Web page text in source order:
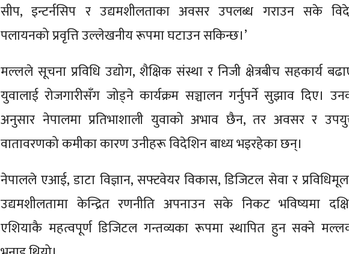
सीप, इन्टर्नसिप र उद्यमशीलताका अवसर उपलब्ध गराउन सके
पलायनको प्रवृत्ति उल्लेखनीय रूपमा घटाउन सकिन्छ।’
मल्लले सूचना प्रविधि उद्योग, शैक्षिक संस्था र निजी क्षेत्रबीच सहकार्य
युवालाई रोजगारीसँग जोड्ने कार्यक्रम सञ्चालन गर्नुपर्ने सुझाव दिए।
अनुसार नेपालमा प्रतिभाशाली युवाको अभाव छैन, तर अवसर र
वातावरणको कमीका कारण उनीहरू विदेशिन बाध्य भइरहेका छन्।
नेपालले एआई, डाटा विज्ञान, सफ्टवेयर विकास, डिजिटल सेवा र
उद्यमशीलतामा केन्द्रित रणनीति अपनाउन सके निकट भविष्यमा
एशियाकै महत्वपूर्ण डिजिटल गन्तव्यका रूपमा स्थापित हुन सक्ने